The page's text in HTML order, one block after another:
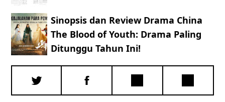
Sinopsis dan Review Drama China
The Blood of Youth: Drama Paling
Ditunggu Tahun Ini!